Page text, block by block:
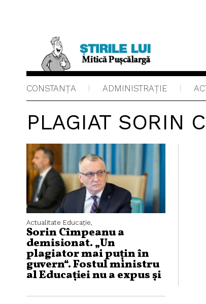
CONSTANȚA ADMINISTRAŢIE
PLAGIAT SORIN
Actualitate Educaţie,
Sorin Cîmpeanu a
demisionat. „Un
plagiator mai puţin în
guvern“. Fostul ministru
al Educaţiei nu a expus şi